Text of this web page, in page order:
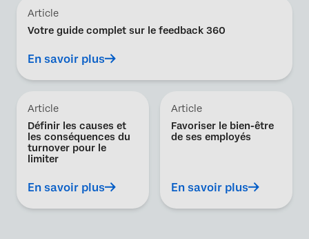
Article
Votre guide complet sur le feedback 360
En savoir plus
Article
Définir les causes et
les conséquences du
turnover pour le
limiter
En savoir plus
Article
Favoriser le bien-être
de ses employés
En savoir plus